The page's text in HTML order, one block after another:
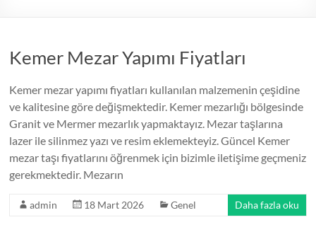
Kemer Mezar Yapımı Fiyatları
Kemer mezar yapımı fiyatları kullanılan malzemenin çeşidine
ve kalitesine göre değişmektedir. Kemer mezarlığı bölgesinde
Granit ve Mermer mezarlık yapmaktayız. Mezar taşlarına
lazer ile silinmez yazı ve resim eklemekteyiz. Güncel Kemer
mezar taşı fiyatlarını öğrenmek için bizimle iletişime geçmeniz
gerekmektedir. Mezarın
admin 18 Mart 2026 Genel Daha fazla oku